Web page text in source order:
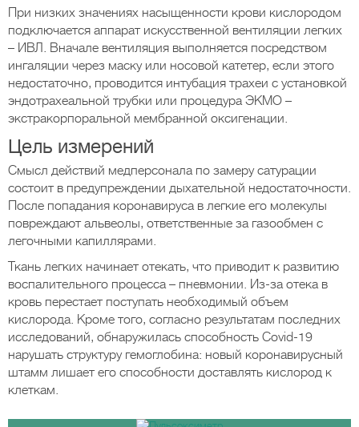
При низких значениях насыщенности крови кислородом
подключается аппарат искусственной вентиляции легких
– ИВЛ. Вначале вентиляция выполняется посредством
ингаляции через маску или носовой катетер, если этого
недостаточно, проводится интубация трахеи с установкой
эндотрахеальной трубки или процедура ЭКМО –
экстракорпоральной мембранной оксигенации.
Цель измерений
Смысл действий медперсонала по замеру сатурации
состоит в предупреждении дыхательной недостаточности.
После попадания коронавируса в легкие его молекулы
повреждают альвеолы, ответственные за газообмен с
легочными капиллярами.
Ткань легких начинает отекать, что приводит к развитию
воспалительного процесса – пневмонии. Из-за отека в
кровь перестает поступать необходимый объем
кислорода. Кроме того, согласно результатам последних
исследований, обнаружилась способность Covid-19
нарушать структуру гемоглобина: новый коронавирусный
штамм лишает его способности доставлять кислород к
клеткам.